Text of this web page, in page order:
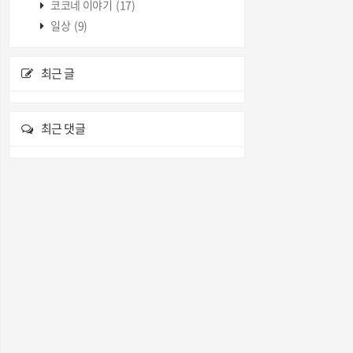
코코네 이야기 (17)
일상 (9)
최근 글
최근 댓글